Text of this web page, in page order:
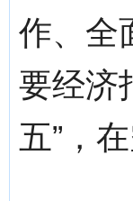
作、全
要经济
五”，